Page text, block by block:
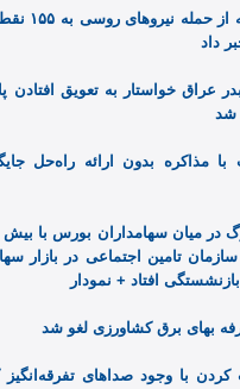
وزارت دفاع
داد
عراق خواستار به تعویق افتادن
شد
مذاکره بدون ارائه راه‌حل
تامین اجتماعی در بازار
افتاد + نمودار
بهای برق کشاورزی لغو شد
کردن با وجود صداهای